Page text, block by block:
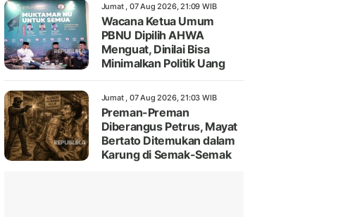
Jumat , 07 Aug 2026, 21:09 WIB
Wacana Ketua Umum
PBNU Dipilih AHWA
Menguat, Dinilai Bisa
Minimalkan Politik Uang
Jumat , 07 Aug 2026, 21:03 WIB
Preman-Preman
Diberangus Petrus, Mayat
Bertato Ditemukan dalam
Karung di Semak-Semak